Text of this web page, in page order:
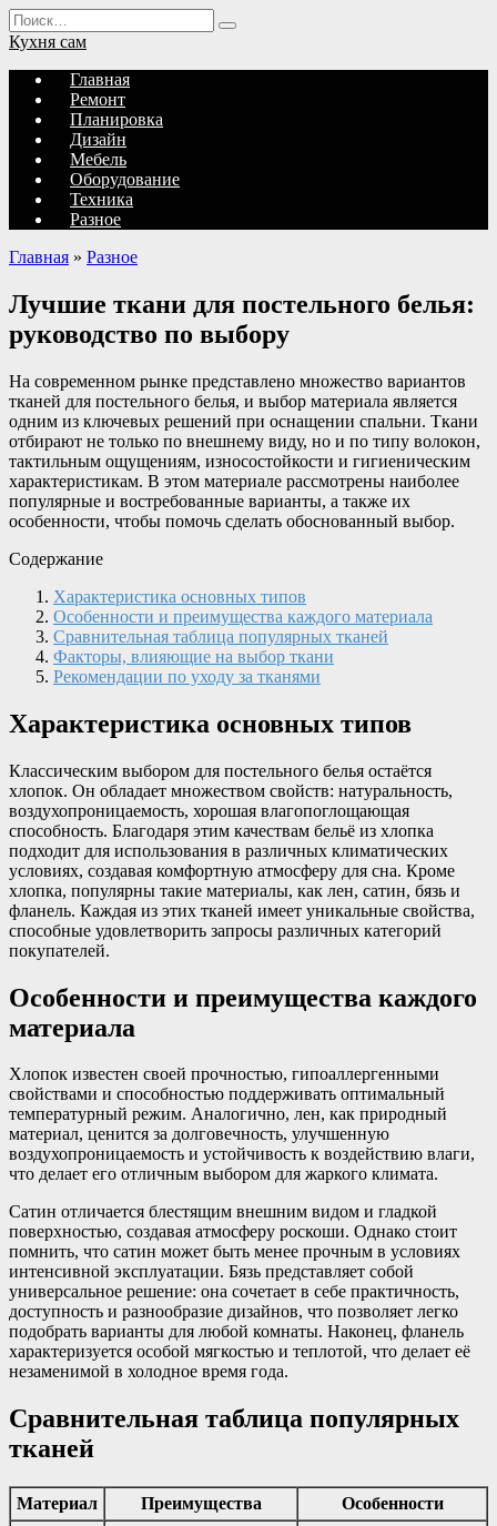
Перейти
к
содержанию
Search
for:
Кухня сам
Главная
Ремонт
Планировка
Дизайн
Мебель
Оборудование
Техника
Разное
Главная » Разное
Лучшие ткани для постельного белья:
руководство по выбору
На современном рынке представлено множество вариантов
тканей для постельного белья, и выбор материала является
одним из ключевых решений при оснащении спальни. Ткани
отбирают не только по внешнему виду, но и по типу волокон,
тактильным ощущениям, износостойкости и гигиеническим
характеристикам. В этом материале рассмотрены наиболее
популярные и востребованные варианты, а также их
особенности, чтобы помочь сделать обоснованный выбор.
Содержание
Характеристика основных типов
Особенности и преимущества каждого материала
Сравнительная таблица популярных тканей
Факторы, влияющие на выбор ткани
Рекомендации по уходу за тканями
Характеристика основных типов
Классическим выбором для постельного белья остаётся
хлопок. Он обладает множеством свойств: натуральность,
воздухопроницаемость, хорошая влагопоглощающая
способность. Благодаря этим качествам бельё из хлопка
подходит для использования в различных климатических
условиях, создавая комфортную атмосферу для сна. Кроме
хлопка, популярны такие материалы, как лен, сатин, бязь и
фланель. Каждая из этих тканей имеет уникальные свойства,
способные удовлетворить запросы различных категорий
покупателей.
Особенности и преимущества каждого
материала
Хлопок известен своей прочностью, гипоаллергенными
свойствами и способностью поддерживать оптимальный
температурный режим. Аналогично, лен, как природный
материал, ценится за долговечность, улучшенную
воздухопроницаемость и устойчивость к воздействию влаги,
что делает его отличным выбором для жаркого климата.
Сатин отличается блестящим внешним видом и гладкой
поверхностью, создавая атмосферу роскоши. Однако стоит
помнить, что сатин может быть менее прочным в условиях
интенсивной эксплуатации. Бязь представляет собой
универсальное решение: она сочетает в себе практичность,
доступность и разнообразие дизайнов, что позволяет легко
подобрать варианты для любой комнаты. Наконец, фланель
характеризуется особой мягкостью и теплотой, что делает её
незаменимой в холодное время года.
Сравнительная таблица популярных
тканей
Материал Преимущества Особенности